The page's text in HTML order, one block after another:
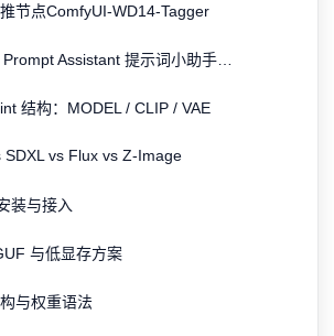
节点ComfyUI-WD14-Tagger
结构：MODEL / CLIP / VAE
SDXL vs Flux vs Z-Image
装与接入
与低显存方案
与权重语法